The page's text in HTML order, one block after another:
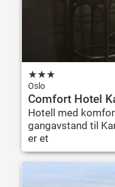
★★★
Oslo
Comfort Hotel
Hotell med
gangavstand til
er et